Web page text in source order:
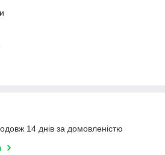
14 днів за домовленістю